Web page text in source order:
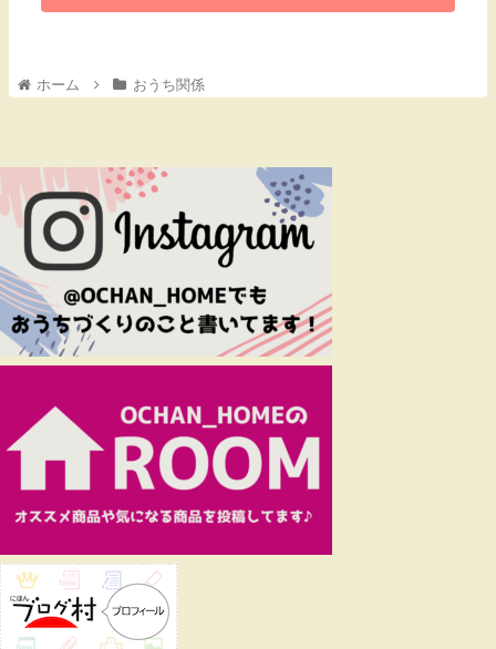
ホーム おうち関係